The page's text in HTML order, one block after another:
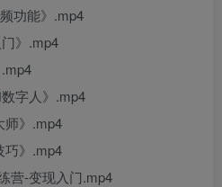
功能》.mp4
》.mp4
字人》.mp4
师》.mp4
巧》.mp4
营-变现入门.mp4